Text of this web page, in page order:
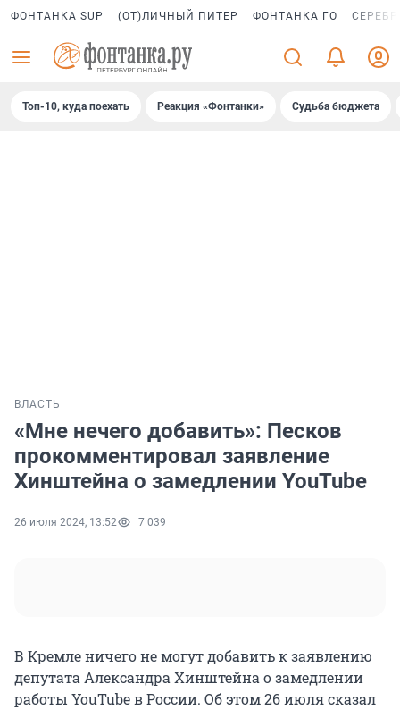
ФОНТАНКА SUP (ОТ)ЛИЧНЫЙ ПИТЕР ФОНТАНКА ГО
Топ-10, куда поехать Реакция «Фонтанки» Судьба бюджета
ВЛАСТЬ
«Мне нечего добавить»: Песков
прокомментировал заявление
Хинштейна о замедлении YouTube
26 июля 2024, 13:52 7 039
В Кремле ничего не могут добавить к заявлению
депутата Александра Хинштейна о замедлении
работы YouTube в России. Об этом 26 июля сказал